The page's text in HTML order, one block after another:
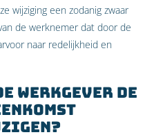
wijziging een zodanig zwaar
de werknemer dat door de
naar redelijkheid en
werkgever de